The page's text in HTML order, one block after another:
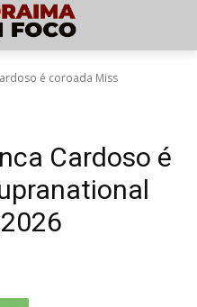
é coroada Miss
Cardoso é